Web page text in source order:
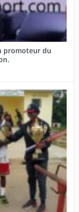
promoteur du